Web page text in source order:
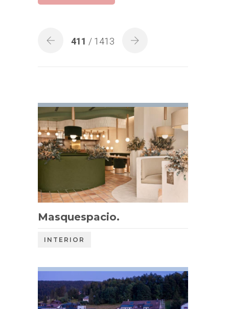
411 / 1413
Masquespacio.
INTERIOR